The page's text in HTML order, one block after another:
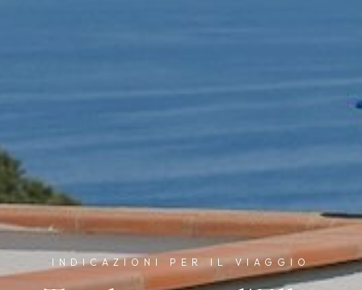
INDICAZIONI PER IL VIAGGIO